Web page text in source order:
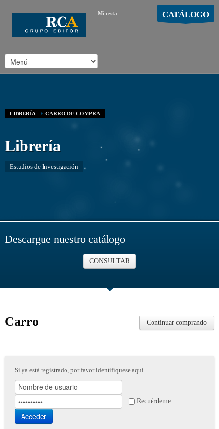
Mi cesta CATÁLOGO
LIBRERÍA CARRO DE COMPRA
Librería
Estudios de Investigación
Descargue nuestro catálogo
CONSULTAR
Continuar comprando
Carro
Si ya está registrado, por favor identifíquese aquí
Recuérdeme